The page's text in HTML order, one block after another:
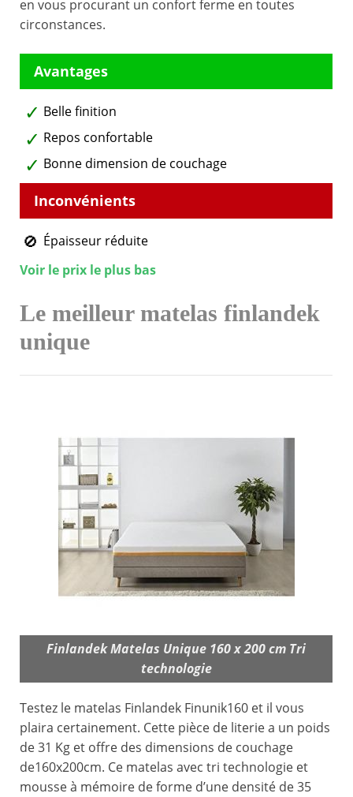
en vous procurant un confort ferme en toutes
circonstances.
Belle finition
Repos confortable
Bonne dimension de couchage
Épaisseur réduite
Voir le prix le plus bas
Le meilleur matelas finlandek
unique
Finlandek Matelas Unique 160 x 200 cm Tri
technologie
Testez le matelas Finlandek Finunik160 et il vous
plaira certainement. Cette pièce de literie a un poids
de 31 Kg et offre des dimensions de couchage
de160x200cm. Ce matelas avec tri technologie et
mousse à mémoire de forme d’une densité de 35